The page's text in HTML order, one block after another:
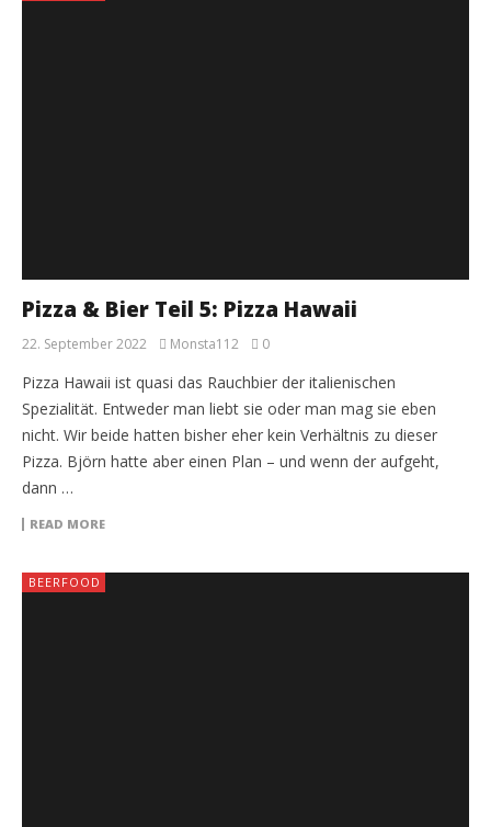
Pizza & Bier Teil 5: Pizza Hawaii
22. September 2022 Monsta112 0
Pizza Hawaii ist quasi das Rauchbier der italienischen
Spezialität. Entweder man liebt sie oder man mag sie eben
nicht. Wir beide hatten bisher eher kein Verhältnis zu dieser
Pizza. Björn hatte aber einen Plan – und wenn der aufgeht,
dann …
READ MORE
BEERFOOD